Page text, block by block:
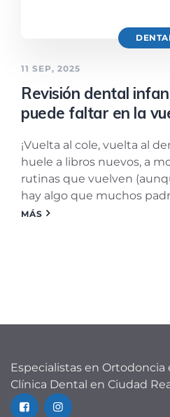
11 SEP, 2025
Revisión dental
puede faltar en la
¡Vuelta al cole, vuelta al
huele a libros nuevos, a
rutinas que vuelven
hay algo que muchos
MÁS
Especialistas en
Clínica Dental en Ciudad